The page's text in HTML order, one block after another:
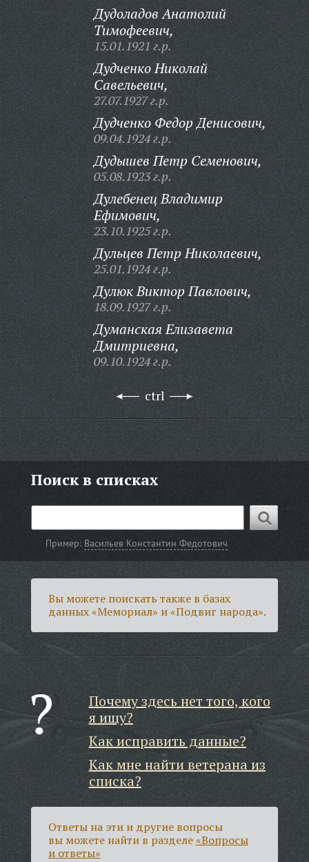
Дудоладов Анатолий
Тимофеевич,
15.01.1921 г.р.
Дудченко Николай
Савельевич,
27.07.1927 г.р.
Дудченко Федор Денисович,
09.04.1924 г.р.
Дудышев Петр Семенович,
05.08.1923 г.р.
Дулебенец Владимир
Ефимович,
23.10.1925 г.р.
Дульцев Петр Николаевич,
25.01.1924 г.р.
Дулюк Виктор Павлович,
18.09.1927 г.р.
Думанская Елизавета
Дмитриевна,
09.10.1924 г.р.
ctrl
Поиск в списках
Пример: Васильев Константин Федотович
Вы можете поискать также в базах
данных «Мемориал» и «Подвиг народа».
Почему здесь нет того, кого
я ищу?
Как исправить данные?
Как мне найти ветерана из
списка?
Ответы на эти и другие вопросы
вы можете найти в разделе«Вопросы
и ответы»